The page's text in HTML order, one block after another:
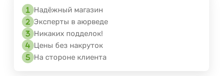
Надёжный магазин
Эксперты в аюрведе
Никаких подделок!
Цены без накруток
На стороне клиента